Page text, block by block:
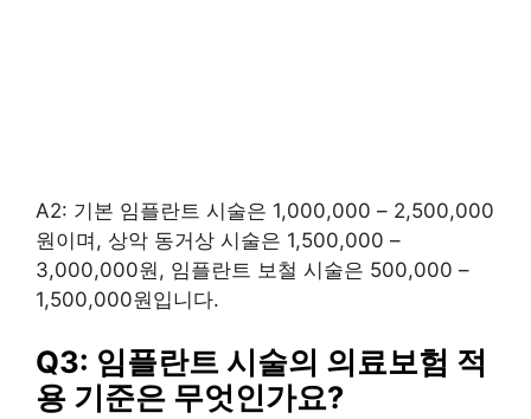
A2: 기본 임플란트 시술은 1,000,000 – 2,500,000
원이며, 상악 동거상 시술은 1,500,000 –
3,000,000원, 임플란트 보철 시술은 500,000 –
1,500,000원입니다.
Q3: 임플란트 시술의 의료보험 적
용 기준은 무엇인가요?